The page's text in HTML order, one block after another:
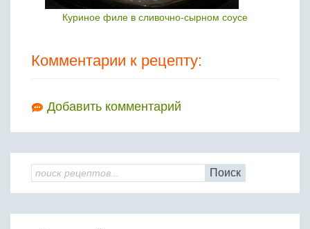
Куриное филе в сливочно-сырном соусе
Комментарии к рецепту:
Добавить комментарий
Поиск